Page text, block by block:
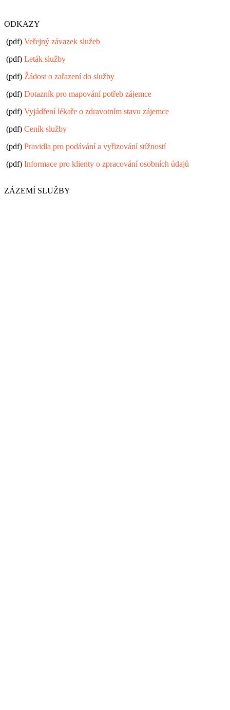
ODKAZY
(pdf) Veřejný závazek služeb
(pdf) Leták služby
(pdf) Žádost o zařazení do služby
(pdf) Dotazník pro mapování potřeb zájemce
(pdf) Vyjádření lékaře o zdravotním stavu zájemce
(pdf) Ceník služby
(pdf) Pravidla pro podávání a vyřizování stížností
(pdf) Informace pro klienty o zpracování osobních údajů
ZÁZEMÍ SLUŽBY